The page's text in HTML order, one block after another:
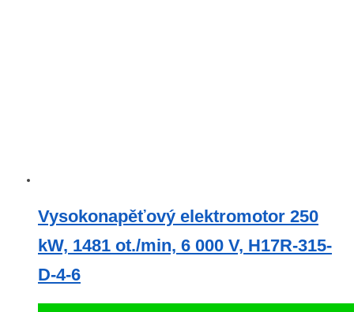
Vysokonapěťový elektromotor 250
kW, 1481 ot./min, 6 000 V, H17R-315-
D-4-6